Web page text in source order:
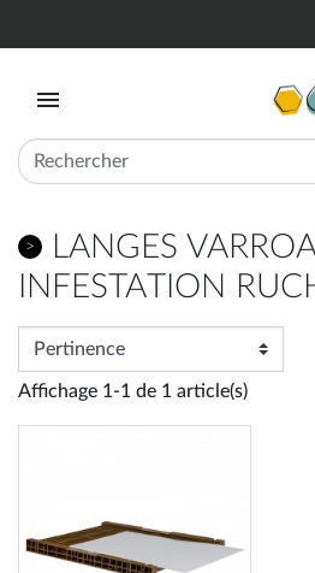

LANGES VARROA
INFESTATION
Affichage 1-1 de 1 article(s)